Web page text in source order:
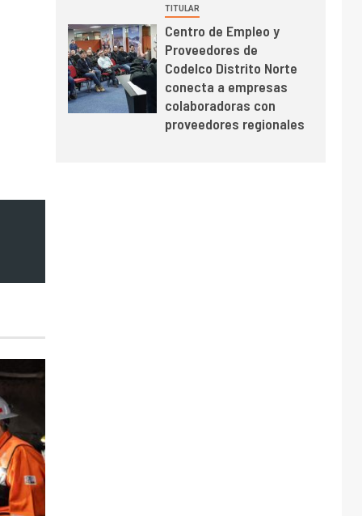
de toneladas tras
récord en Escondida
7 I+D
Codelco reporta Ebitda
de US$ 6.670 millones
y mejora sus
indicadores financieros
TITULAR
Centro de Empleo y
Proveedores de
Codelco Distrito Norte
conecta a empresas
colaboradoras con
proveedores regionales